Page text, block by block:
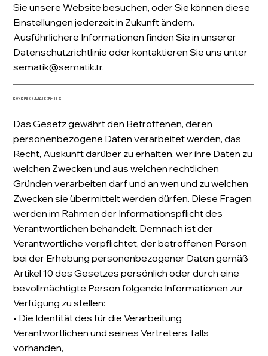
Sie unsere Website besuchen, oder Sie können diese
Einstellungen jederzeit in Zukunft ändern.
Ausführlichere Informationen finden Sie in unserer
Datenschutzrichtlinie oder kontaktieren Sie uns unter
sematik@sematik.tr.
KVKK-INFORMATIONSTEXT
Das Gesetz gewährt den Betroffenen, deren
personenbezogene Daten verarbeitet werden, das
Recht, Auskunft darüber zu erhalten, wer ihre Daten zu
welchen Zwecken und aus welchen rechtlichen
Gründen verarbeiten darf und an wen und zu welchen
Zwecken sie übermittelt werden dürfen. Diese Fragen
werden im Rahmen der Informationspflicht des
Verantwortlichen behandelt. Demnach ist der
Verantwortliche verpflichtet, der betroffenen Person
bei der Erhebung personenbezogener Daten gemäß
Artikel 10 des Gesetzes persönlich oder durch eine
bevollmächtigte Person folgende Informationen zur
Verfügung zu stellen:
• Die Identität des für die Verarbeitung
Verantwortlichen und seines Vertreters, falls
vorhanden,